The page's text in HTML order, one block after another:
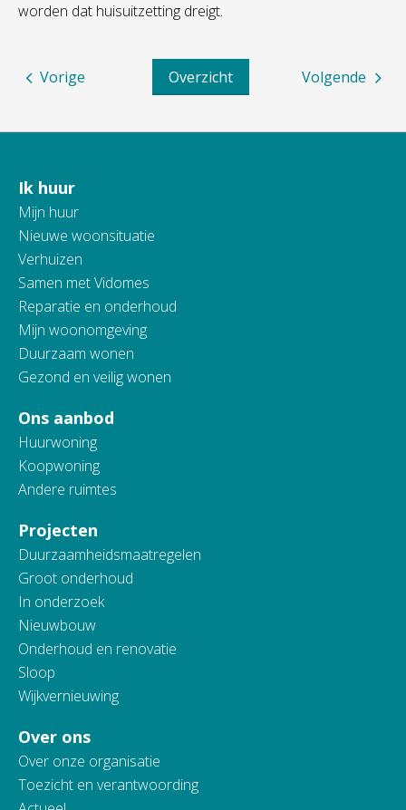
worden dat huisuitzetting dreigt.
Volgende
Overzicht
Vorige
Contactinformatie
Ik huur
Mijn huur
Nieuwe woonsituatie
Verhuizen
Samen met Vidomes
Reparatie en onderhoud
Mijn woonomgeving
Duurzaam wonen
Gezond en veilig wonen
Ons aanbod
Huurwoning
Koopwoning
Andere ruimtes
Projecten
Duurzaamheidsmaatregelen
Groot onderhoud
In onderzoek
Nieuwbouw
Onderhoud en renovatie
Sloop
Wijkvernieuwing
Over ons
Over onze organisatie
Toezicht en verantwoording